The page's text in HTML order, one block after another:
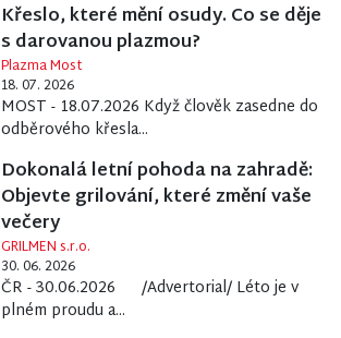
Křeslo, které mění osudy. Co se děje
s darovanou plazmou?
Plazma Most
18. 07. 2026
MOST - 18.07.2026 Když člověk zasedne do
odběrového křesla...
Dokonalá letní pohoda na zahradě:
Objevte grilování, které změní vaše
večery
GRILMEN s.r.o.
30. 06. 2026
ČR - 30.06.2026 /Advertorial/ Léto je v
plném proudu a...